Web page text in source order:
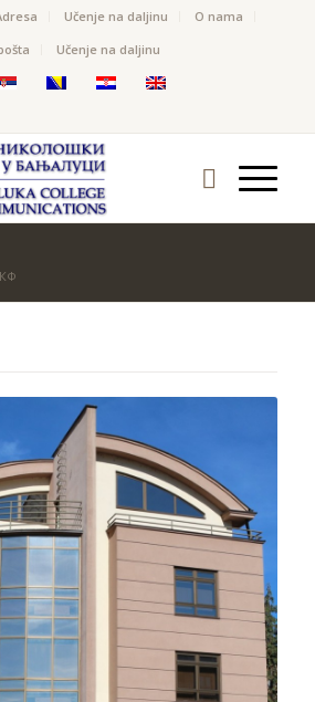
Učenje na daljinu
O nama
Učenje na daljinu
КФ